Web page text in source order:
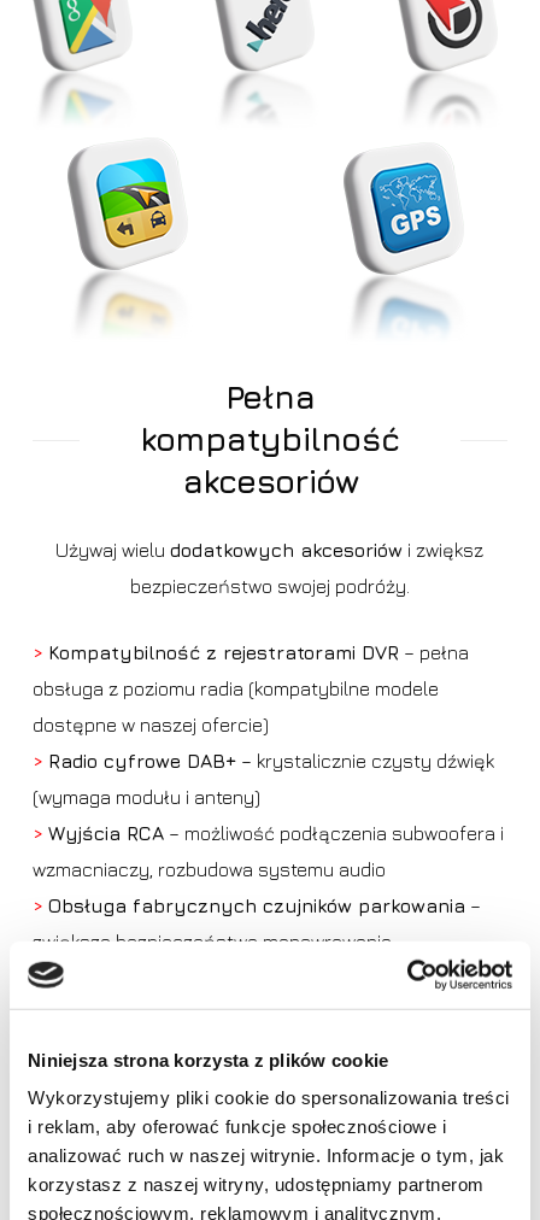
Niniejsza strona korzysta z plików cookie
Wykorzystujemy pliki cookie do spersonalizowania treści
i reklam, aby oferować funkcje społecznościowe i
analizować ruch w naszej witrynie. Informacje o tym, jak
korzystasz z naszej witryny, udostępniamy partnerom
społecznościowym, reklamowym i analitycznym.
Brak produktów w koszyku.
Idź do sklepu
Pełna
kompatybilność
akcesoriów
Używaj wieludodatkowych akcesoriów i zwiększ
bezpieczeństwo swojej podróży.
> Kompatybilność z rejestratorami DVR – pełna
obsługa z poziomu radia (kompatybilne modele
dostępne w naszej ofercie)
> Radio cyfrowe DAB+– krystalicznie czysty dźwięk
(wymaga modułu i anteny)
> Wyjścia RCA– możliwość podłączenia subwoofera i
wzmacniaczy, rozbudowa systemu audio
> Obsługa fabrycznych czujników parkowania –
zwiększa bezpieczeństwo manewrowania
> Wsparcie dla akcesoryjnej kamery cofania–
Sterowanie z kierownicy – pełna obsługa
fabrycznych przycisków
> Obsługa TPMS– odczyt ciśnienia w oponach